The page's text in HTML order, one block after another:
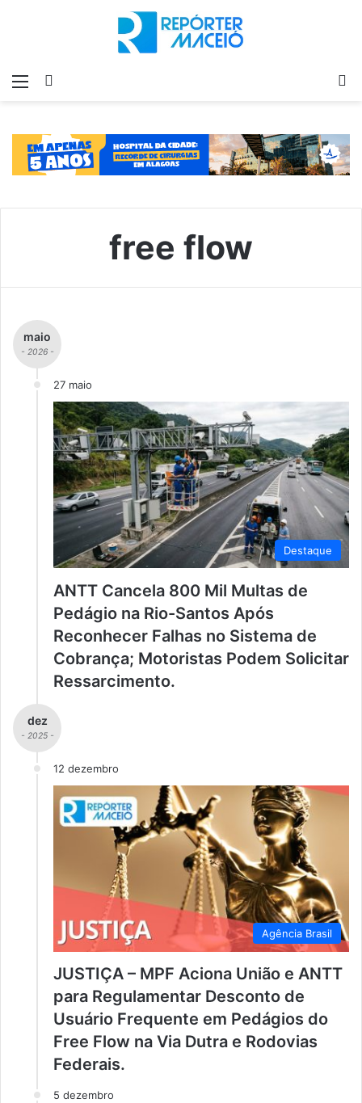
Menu
free flow
maio
- 2026 -
27 maio
Destaque
ANTT Cancela 800 Mil Multas de
Pedágio na Rio-Santos Após
Reconhecer Falhas no Sistema de
Cobrança; Motoristas Podem Solicitar
Ressarcimento.
dez
- 2025 -
12 dezembro
Agência Brasil
JUSTIÇA – MPF Aciona União e ANTT
para Regulamentar Desconto de
Usuário Frequente em Pedágios do
Free Flow na Via Dutra e Rodovias
Federais.
5 dezembro